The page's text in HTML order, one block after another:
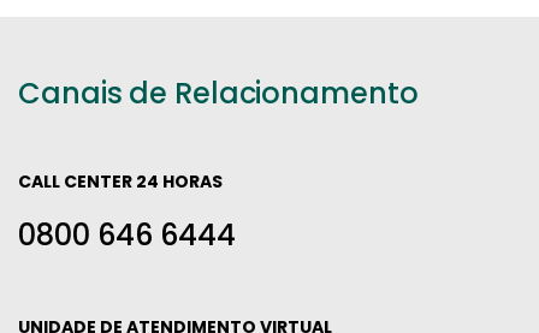
Canais de Relacionamento
CALL CENTER 24 HORAS
0800 646 6444
UNIDADE DE ATENDIMENTO VIRTUAL